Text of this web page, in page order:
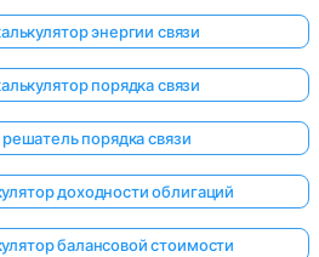
энергии связи
порядка связи
порядка связи
доходности облигаций
балансовой стоимости